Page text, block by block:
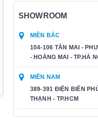
SHOWROOM
MIỀN BẮC
104-106 TÂN MAI -
- HOÀNG MAI - TP.HÀ
MIỀN NAM
389-391 ĐIỆN BIÊN
THẠNH - TP.HCM